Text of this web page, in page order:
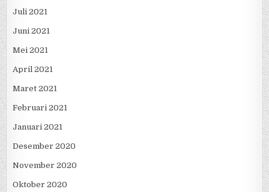
Juli 2021
Juni 2021
Mei 2021
April 2021
Maret 2021
Februari 2021
Januari 2021
Desember 2020
November 2020
Oktober 2020